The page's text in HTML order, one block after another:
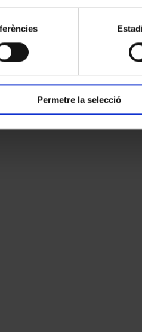
Permetre la selecció
de la pandèmia i
temps, en un entorn que també
o els 450 anys del de Joan
número i que ara són a punt